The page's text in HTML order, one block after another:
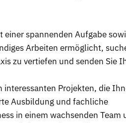
spannenden Aufgabe
Arbeiten ermöglicht,
zu vertiefen und senden Sie
interessanten Projekten, die
Ausbildung und fachliche
in einem wachsenden Team